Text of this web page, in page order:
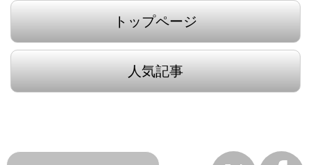
トップページ
人気記事